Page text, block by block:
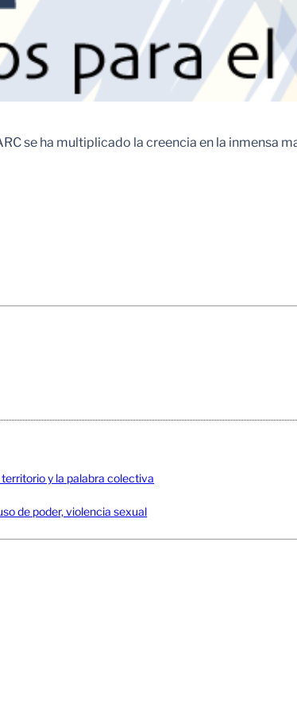
se ha multiplicado la creencia en la inmensa
y la palabra colectiva
de poder, violencia sexual